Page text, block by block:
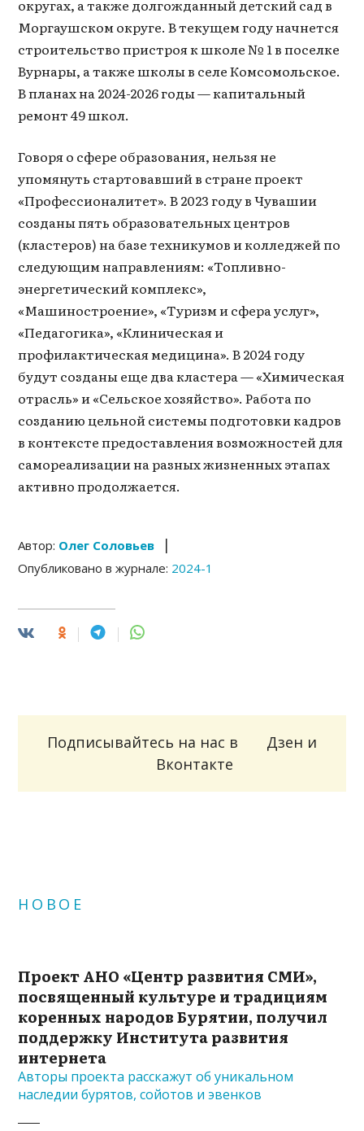
округах, а также долгожданный детский сад в
Моргаушском округе. В текущем году начнется
строительство пристроя к школе № 1 в поселке
Вурнары, а также школы в селе Комсомольское.
В планах на 2024-2026 годы — капитальный
ремонт 49 школ.
Говоря о сфере образования, нельзя не
упомянуть стартовавший в стране проект
«Профессионалитет». В 2023 году в Чувашии
созданы пять образовательных центров
(кластеров) на базе техникумов и колледжей по
следующим направлениям: «Топливно-
энергетический комплекс»,
«Машиностроение», «Туризм и сфера услуг»,
«Педагогика», «Клиническая и
профилактическая медицина». В 2024 году
будут созданы еще два кластера — «Химическая
отрасль» и «Сельское хозяйство». Работа по
созданию цельной системы подготовки кадров
в контексте предоставления возможностей для
самореализации на разных жизненных этапах
активно продолжается.
Автор: Олег Соловьев |
Опубликовано в журнале: 2024-1
Подписывайтесь на нас в Дзен и
Вконтакте
НОВОЕ
Проект АНО «Центр развития СМИ»,
посвященный культуре и традициям
коренных народов Бурятии, получил
поддержку Института развития
интернета
Авторы проекта расскажут об уникальном
наследии бурятов, сойотов и эвенков